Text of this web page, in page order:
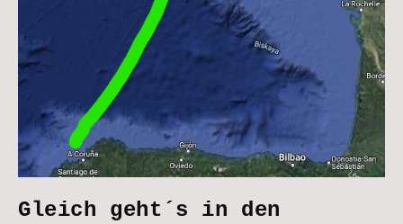
Gleich geht´s in den